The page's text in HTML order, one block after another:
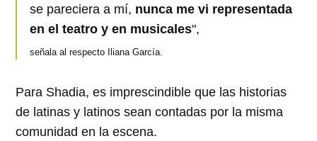
se pareciera a mí, nunca me vi representada
en el teatro y en musicales",
señala al respecto Iliana García.
Para Shadia, es imprescindible que las historias
de latinas y latinos sean contadas por la misma
comunidad en la escena.